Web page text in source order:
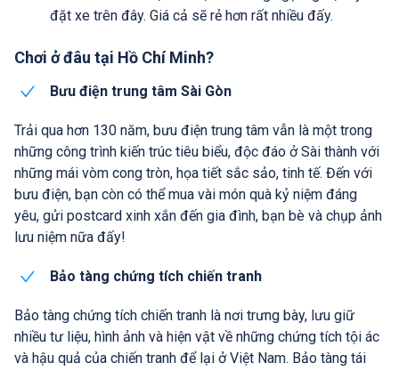
đặt xe trên đây. Giá cả sẽ rẻ hơn rất nhiều đấy.
Chơi ở đâu tại Hồ Chí Minh?
Bưu điện trung tâm Sài Gòn
Trải qua hơn 130 năm, bưu điện trung tâm vẫn là một trong
những công trình kiến trúc tiêu biểu, độc đáo ở Sài thành với
những mái vòm cong tròn, họa tiết sắc sảo, tinh tế. Đến với
bưu điện, bạn còn có thể mua vài món quà kỷ niệm đáng
yêu, gửi postcard xinh xắn đến gia đình, bạn bè và chụp ảnh
lưu niệm nữa đấy!
Bảo tàng chứng tích chiến tranh
Bảo tàng chứng tích chiến tranh là nơi trưng bày, lưu giữ
nhiều tư liệu, hình ảnh và hiện vật về những chứng tích tội ác
và hậu quả của chiến tranh để lại ở Việt Nam. Bảo tàng tái